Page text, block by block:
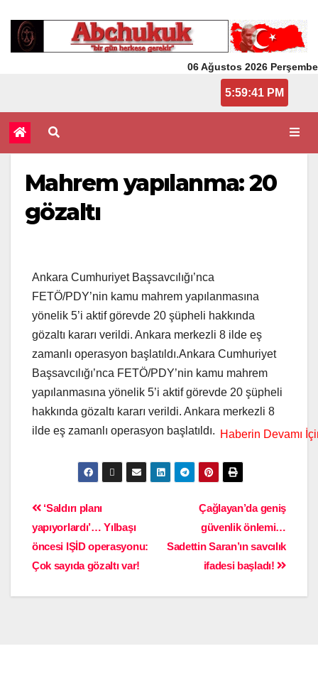
06 Ağustos 2026 Perşembe
5:59:41 PM
Mahrem yapılanma: 20
gözaltı
Ankara Cumhuriyet Başsavcılığı’nca
FETÖ/PDY’nin kamu mahrem yapılanmasına
yönelik 5’i aktif görevde 20 şüpheli hakkında
gözaltı kararı verildi. Ankara merkezli 8 ilde eş
zamanlı operasyon başlatıldı.Ankara Cumhuriyet
Başsavcılığı’nca FETÖ/PDY’nin kamu mahrem
yapılanmasına yönelik 5’i aktif görevde 20 şüpheli
hakkında gözaltı kararı verildi. Ankara merkezli 8
ilde eş zamanlı operasyon başlatıldı.
Çağlayan’da geniş
güvenlik önlemi…
Sadettin Saran’ın savcılık
ifadesi başladı!
‘Saldırı planı
yapıyorlardı’… Yılbaşı
öncesi IŞİD operasyonu:
Çok sayıda gözaltı var!